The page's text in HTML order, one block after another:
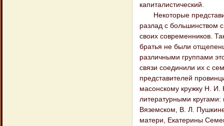
капиталистический.
Некоторые
разлад с большинством
своих современников.
братья не были
различными группами
связи соединили их с
представителей
масонскому кружку Н. И.
литературными
Вяземском, В. Л.
матери, Екатерины